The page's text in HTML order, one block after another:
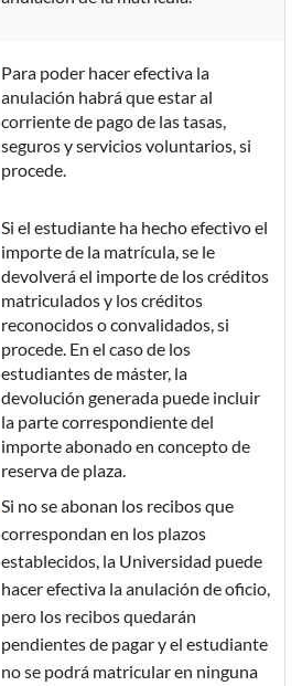
Para poder hacer efectiva la
anulación habrá que estar al
corriente de pago de las tasas,
seguros y servicios voluntarios, si
procede.
Si el estudiante ha hecho efectivo el
importe de la matrícula, se le
devolverá el importe de los créditos
matriculados y los créditos
reconocidos o convalidados, si
procede. En el caso de los
estudiantes de máster, la
devolución generada puede incluir
la parte correspondiente del
importe abonado en concepto de
reserva de plaza.
Si no se abonan los recibos que
correspondan en los plazos
establecidos, la Universidad puede
hacer efectiva la anulación de oficio,
pero los recibos quedarán
pendientes de pagar y el estudiante
no se podrá matricular en ninguna